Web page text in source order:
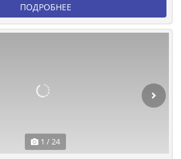
ПОДРОБНЕЕ
1 / 24